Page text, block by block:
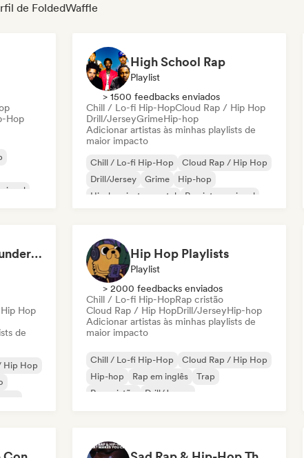
de FoldedWaffle
Hop
High School Rap
Playlist
> 1500 feedbacks enviados
Chill / Lo-fi Hip-HopCloud Rap / Hip Hop
Drill/JerseyGrimeHip-hop
Adicionar artistas às minhas playlists de
maior impacto
Chill / Lo-fi Hip-Hop
Cloud Rap / Hip Hop
Drill/Jersey
Grime
Hip-hop
Hip-hop instrumental
Rap internacional
OminousyL (Sad underground)
Hop
de
Hip Hop
Hip Hop Playlists
Playlist
> 2000 feedbacks enviados
Chill / Lo-fi Hip-HopRap cristão
Cloud Rap / Hip HopDrill/JerseyHip-hop
Adicionar artistas às minhas playlists de
maior impacto
Chill / Lo-fi Hip-Hop
Cloud Rap / Hip Hop
Hip-hop
Rap em inglês
Trap
Rap cristão
Drill/Jersey